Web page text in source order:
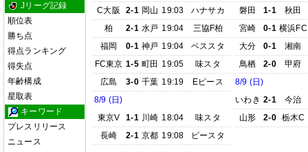
Jリーグ記録
順位表
勝ち点
得点ランキング
得失点
年齢構成
星取表
キーワード
プレスリリース
ニュース
C大阪
2-1 岡山 19:03
ハナサカ
柏
2-1 水戸 19:04
三協F柏
福岡
0-1 神戸 19:04
ベススタ
FC東京 1-5 町田 19:05
味スタ
広島
3-0 千葉 19:19
Eピース
8/9 (日)
東京V
1-1 川崎 18:04
味スタ
長崎
2-1 京都 19:08 ピースタ
磐田
1-1
秋田
宮崎
0-1 横浜FC
大分
0-1
湘南
鳥栖
2-0
甲府
8/9 (日)
いわき 2-1
今治
山形
2-0 栃木C